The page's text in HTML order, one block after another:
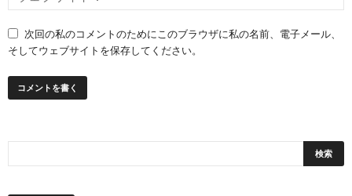
次回の私のコメントのためにこのブラウザに私の名前、電子メール、
そしてウェブサイトを保存してください。